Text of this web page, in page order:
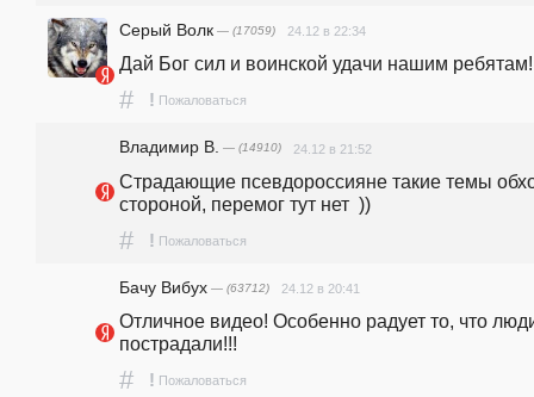
Серый Волк — (17059) 24.12 в 22:34
Дай Бог сил и воинской удачи нашим
# ! Пожаловаться
Владимир В. — (14910) 24.12 в 21:52
Страдающие псевдороссияне такие темы
стороной, перемог тут нет  ))
# ! Пожаловаться
Бачу Вибух — (63712) 24.12 в 20:41
Отличное видео! Особенно радует то, что
пострадали!!!
# ! Пожаловаться